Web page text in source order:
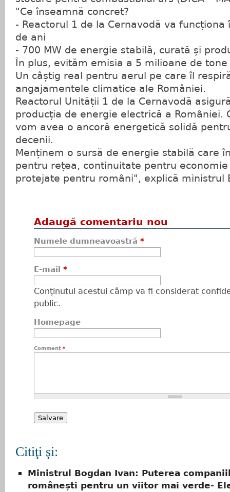
"Ce înseamnă concret?
- Reactorul 1 de la Cernavodă va funcționa
de ani
- 700 MW de energie stabilă, curată și
În plus, evităm emisia a 5 milioane de tone
Un câștig real pentru aerul pe care îl
angajamentele climatice ale României.
Reactorul Unității 1 de la Cernavodă
producția de energie electrică a României.
vom avea o ancoră energetică solidă
decenii.
Menținem o sursă de energie stabilă care
pentru rețea, continuitate pentru
protejate pentru români", explică ministrul
Adaugă comentariu nou
Numele dumneavoastră *
E-mail *
Conţinutul acestui câmp va fi considerat
public.
Homepage
Comment *
Citiţi şi:
Ministrul Bogdan Ivan: Puterea
românești pentru un viitor mai verde-